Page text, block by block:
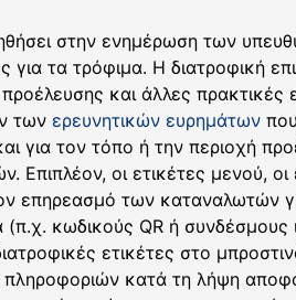
στην ενημέρωση των
τα τρόφιμα. Η διατροφική
και άλλες πρακτικές
των ερευνητικών ευρημάτων
για τον τόπο ή την περιοχή
οι ετικέτες μενού,
επηρεασμό των καταναλωτών
κωδικούς QR ή συνδέσμους
ετικέτες στο
κατά τη λήψη